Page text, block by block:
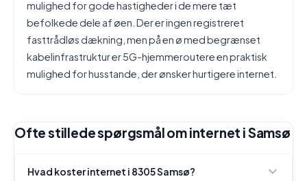
mulighed for gode hastigheder i de mere tæt
befolkede dele af øen. Der er ingen registreret
fasttrådløs dækning, men på en ø med begrænset
kabelinfrastruktur er 5G-hjemmeroutere en praktisk
mulighed for husstande, der ønsker hurtigere internet.
Ofte stillede spørgsmål om internet i Samsø
Hvad koster internet i 8305 Samsø?